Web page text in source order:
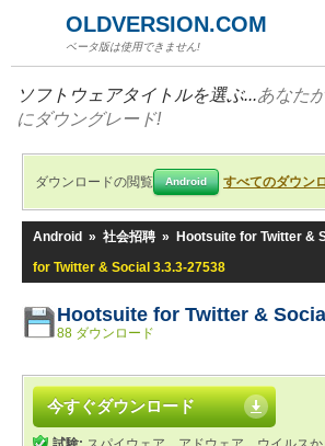
OLDVERSION.COM
ベータ版は使用できません!
ソフトウェアタイトルを選ぶ...あなた
にダウングレード!
ダウンロードの閲覧 Android すべてのダウン
Android » 社会招聘 » Hootsuite for Twitter &
for Twitter & Social 3.3.3-27538
Hootsuite for Twitter &
88 ダウンロード
今すぐダウンロード